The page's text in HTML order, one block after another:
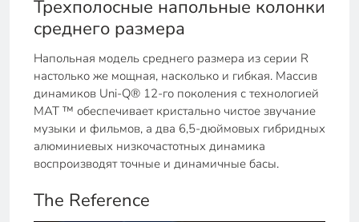
Трехполосные напольные колонки
среднего размера
Напольная модель среднего размера из серии R
настолько же мощная, насколько и гибкая. Массив
динамиков Uni-Q® 12-го поколения с технологией
MAT ™ обеспечивает кристально чистое звучание
музыки и фильмов, а два 6,5-дюймовых гибридных
алюминиевых низкочастотных динамика
воспроизводят точные и динамичные басы.
The Reference